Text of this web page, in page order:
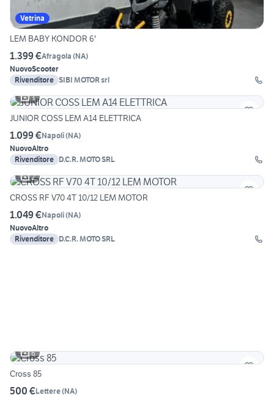
Vetrina
LEM BABY KONDOR 6'
1.399 €Afragola (NA)
NuovoScooter
Rivenditore SIBI MOTOR srl
3
JUNIOR COSS LEM A14 ELETTRICA
1.099 €Napoli(NA)
NuovoAltro
Rivenditore D.C.R. MOTO SRL
2
CROSS RF V70 4T 10/12 LEM MOTOR
1.049 €Napoli(NA)
NuovoAltro
Rivenditore D.C.R. MOTO SRL
6
Cross 85
500 €Lettere(NA)